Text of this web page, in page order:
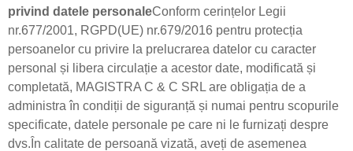
privind datele personaleConform cerințelor Legii
nr.677/2001, RGPD(UE) nr.679/2016 pentru protecția
persoanelor cu privire la prelucrarea datelor cu caracter
personal și libera circulație a acestor date, modificată și
completată, MAGISTRA C & C SRL are obligația de a
administra în condiții de siguranță și numai pentru scopurile
specificate, datele personale pe care ni le furnizați despre
dvs.În calitate de persoană vizată, aveți de asemenea